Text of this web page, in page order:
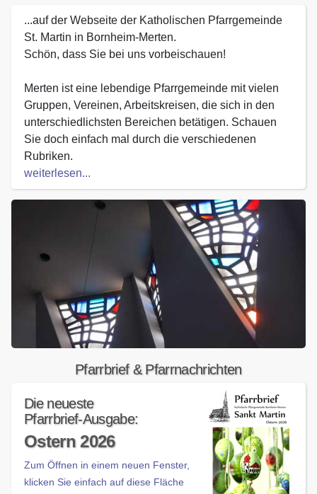
...auf der Webseite der Katholischen Pfarrgemeinde
St. Martin in Bornheim-Merten.
Schön, dass Sie bei uns vorbeischauen!
Merten ist eine lebendige Pfarrgemeinde mit vielen
Gruppen, Vereinen, Arbeitskreisen, die sich in den
unterschiedlichsten Bereichen betätigen. Schauen
Sie doch einfach mal durch die verschiedenen
Rubriken.
weiterlesen...
Pfarrbrief & Pfarrnachrichten
Die neueste
Pfarrbrief-Ausgabe:
Ostern 2026
Zum Öffnen in einem neuen Fenster,
klicken Sie einfach auf diese Fläche